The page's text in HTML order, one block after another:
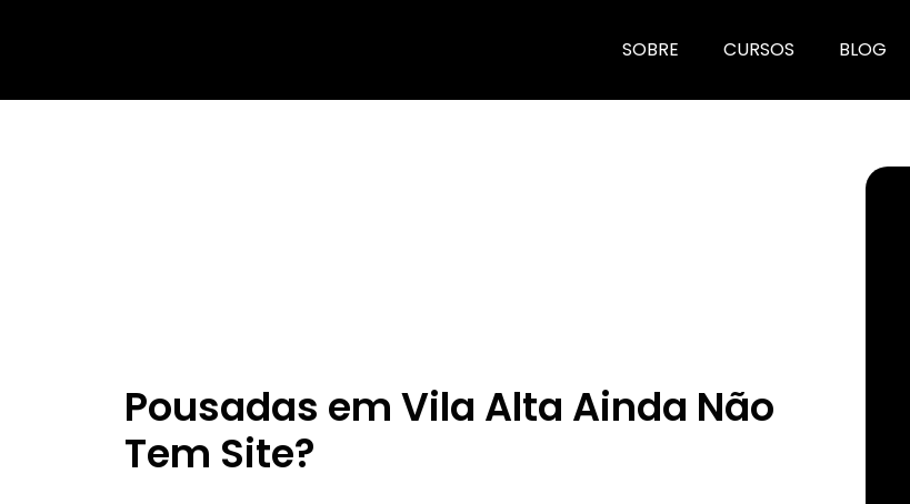
SOBRE CURSOS BLOG
Pousadas em Vila Alta Ainda Não
Tem Site?